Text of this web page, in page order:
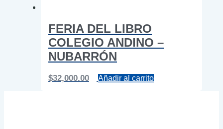
FERIA DEL LIBRO
COLEGIO ANDINO –
NUBARRÓN
$32,000.00 Añadir al carrito